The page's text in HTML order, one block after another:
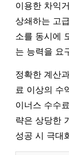
이용한 차익
상쇄하는 고
소를 동시에
는 능력을 요
정확한 계산
료 이상의 수
이너스 수수
략은 상당한
성공 시 극대